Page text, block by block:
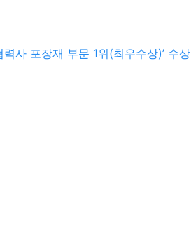
사 포장재 부문 1위(최우수상)’ 수상